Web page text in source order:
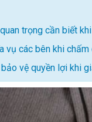
trọng cần biết
vụ các bên khi
vệ quyền lợi khi